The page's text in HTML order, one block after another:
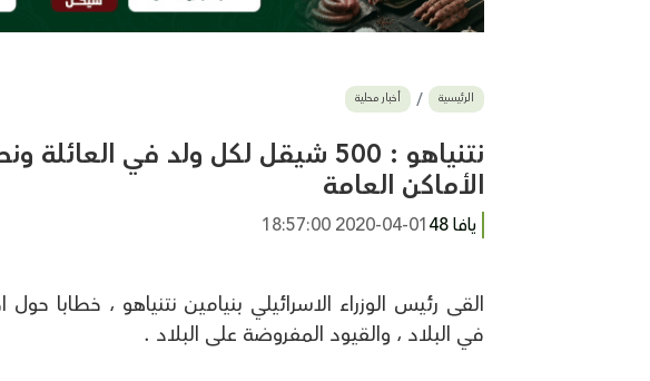
الرئيسية أخبار محلية
نتنياهو : 500 شيقل لكل ولد في
الأماكن العامة
يافا 48 2020-04-01 18:57:00
القى رئيس الوزراء الاسرائيلي بنيامين نتنياهو ، خطابا
في البلاد ، والقيود المفروضة على البلاد .